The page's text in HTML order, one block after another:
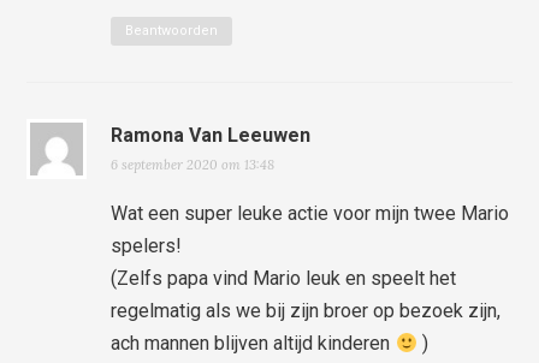
Beantwoorden
Ramona Van Leeuwen
6 september 2020 om 13:48
Wat een super leuke actie voor mijn twee Mario
spelers!
(Zelfs papa vind Mario leuk en speelt het
regelmatig als we bij zijn broer op bezoek zijn,
ach mannen blijven altijd kinderen
)